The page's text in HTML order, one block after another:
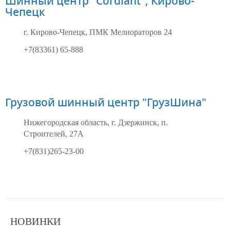
Чепецк
г. Кирово-Чепецк, ПМК Мелиораторов 24
+7(83361) 65-888
Грузовой шинный центр "ГрузШина"
Нижегородская область, г. Дзержинск, п.
Строителей, 27А
+7(831)265-23-00
НОВИНКИ
Шинный
центр